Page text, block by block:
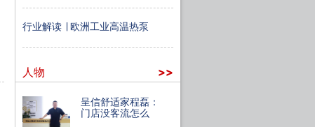
行业解读 ∣ 欧洲工业高温热泵
人物 >>
呈信舒适家程磊：
门店没客流怎么